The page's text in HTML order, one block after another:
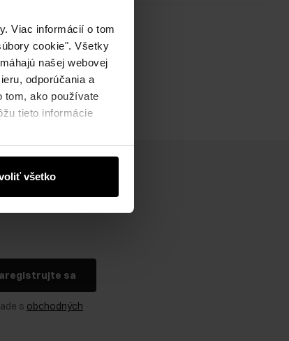
Viac informácií o tom
cookie". Všetky
našej webovej
odporúčania a
tom, ako používate
tieto informácie
všetko
sa
s obchodných